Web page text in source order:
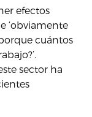
efectos
‘obviamente
cuántos
sector ha